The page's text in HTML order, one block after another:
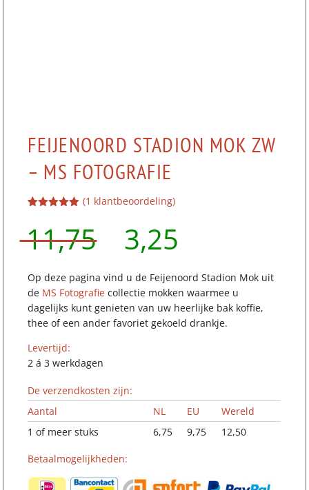
FEIJENOORD STADION MOK ZW
– MS FOTOGRAFIE
gebaseerd
opklant
waardering
(1 klantbeoordeling)
11,75
prijs
was:
3,25
prijs
is:
Op deze pagina vind u de Feijenoord Stadion Mok uit
de MS Fotografie collectie mokken waarmee u
dagelijks kunt genieten van uw heerlijke bak koffie,
thee of een ander favoriet gekoeld drankje.
Levertijd:
2 á 3 werkdagen
De verzendkosten zijn:
Aantal
NL EU
Wereld
1 of meer stuks
6,75 9,75 12,50
Betaalmogelijkheden: